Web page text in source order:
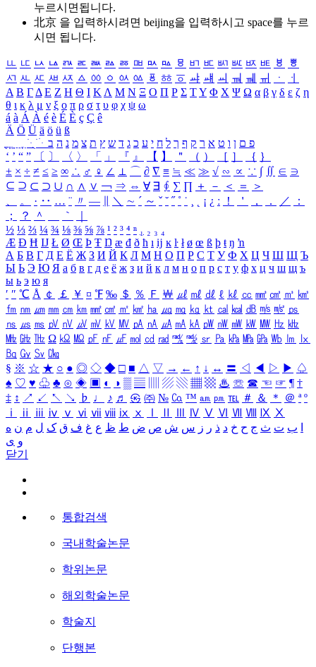
누르시면됩니다.
北京 을 입력하시려면 beijing을 입력하시고 space를 누르
시면 됩니다.
ㅥ ㅦ ㅧ ㅨ ㅩ ㅪ ㅫ ㅬ ㅭ ㅮ ㅯ ㅰ ㅱ ㅲ ㅳ ㅴ ㅵ ㅶ ㅷ ㅸ
ㅹ
ㅺ ㅻ ㅼ ㅽ ㅾ ㅿ ㆀ ㆁ ㆂ ㆃ ㆄ ㆅ ㆆ ㆇ ㆈ ㆉ ㆊ ㆋ ㆌ ㆍ
ㆎ
Α Β ΓΔ Ε Ζ Η Θ Ι ΚΛ Μ Ν Ξ Ο Π Ρ Σ ΤΥ Φ Χ Ψ Ω α β γ δ ε ζ η
θ ι κ λ μ ν ξ ο π ρ σ τ υ φ χ ψ ω
á à Á À é è É È ç Ç ê
Ä Ö Ü ä ö ü ß
ִֶֹ ֻּ ׁׂ פ ם ן ו ט א ר ק ף ך ל ח י ע כ ג ד ש ץ ת צ מ נ ה ב
‘ ’ “ ” 〔 〕 〈 〉 「 」 『 』 【 】 ＂ （ ） ［ ］ ｛ ｝
± × ÷ ≠ ≤ ≥ ∞ ∴ ♂ ♀ ∠ ⊥ ⌒ ∂ ∇ ≡ ≒ ≪ ≫ √ ∽ ∝ ∵ ∫ ∬ ∈ ∋
⊆ ⊇ ⊂ ⊃ ∪ ∩ ∧ ∨ ￢ ⇒ ⇔ ∀ ∃ ∮ ∑ ∏ ＋ － ＜ ＝
＞
、
。 · ‥ … ¨ 〃 ― ＼ ∼ ´ ～ ˇ ˘ ˝ ˚ ˙ ¸ ¡ ¿ ː ！ ＇ ， ． ／
：
；
？ ＾ ｀
½ ⅓ ⅔ ¼ ¾ ⅛ ⅜ ⅝ ⅞ ¹ ² ³ ⁴ ⁿ ₁ ₂ ₃ ₄
Æ Ð Ħ Ĳ Ł Ø Œ Þ Ŧ Ŋ æ đ ð ħ ı ĳ ĸ ŀ ł ø œ ß þ ŧ ŋ ŉ
А Б В Г Д Е Ё Ж З И Й К Л М Н О П Р С Т У Ф Х Ц Ч Ш Щ Ъ
Ы Ь Э Ю Я а б в г д е ё ж з и й к л м н о п р с т у ф х ц ч ш щ ъ
ы ь э ю я
′ ″ ℃ Å ￠ ￡ ￥ ¤ ℉ ‰ ＄ ％ Ｆ ￦ ㎕ ㎖ ㎗ ℓ ㎘ ㏄ ㎣ ㎤ ㎥ ㎦
㎙ ㎚ ㎛ ㎜ ㎝ ㎞ ㎟ ㎠ ㎡ ㎢ ㏊ ㎍ ㎎ ㎏ ㏏ ㎈ ㎉ ㏈ ㎧ ㎨ ㎰
㎱ ㎲ ㎳ ㎴ ㎵ ㎶ ㎷ ㎸ ㎹ ㎀ ㎁ ㎂ ㎃ ㎄ ㎺ ㎻ ㎽ ㎾ ㎿ ㎐ ㎑
㎒ ㎓ ㎔ Ω ㏀ ㏁ ㎊ ㎋ ㎌ ㏖ ㏅ ㎭ ㎮ ㎯ ㏛ ㎩ ㎪ ㎫ ㎬ ㏝ ㏐
㏓
㏃ ㏉ ㏜ ㏆
§ ※ ☆ ★ ○ ● ◎ ◇ ◆ □ ■ △ ▽ → ← ↑ ↓ ↔ 〓 ◁ ◀ ▷ ▶ ♤
♠ ♡ ♥ ♧ ♣ ⊙ ◈ ▣ ◐ ◑ ▒ ▤ ▨ ▧ ▦ ▩ ♨ ☏ ☎ ☜ ☞ ¶ †
‡ ↕ ↗ ↙ ↖ ↘ ♭ ♩ ♪ ♬ ㉿ ㈜ № ㏇ ™ ㏂ ㏘ ℡ ＃ ＆ ＊ ＠ ª º
ⅰ
ⅱ ⅲ ⅳ ⅴ ⅵ ⅶ ⅷ ⅸ ⅹ Ⅳ Ⅴ Ⅵ Ⅶ Ⅷ Ⅸ Ⅹ
ب ت ث ج ح خ د ذ ر ز س ش ص ض ط ظ ع غ ف ق ک ل م ن ه
و ی
닫기
통합검색
국내학술논문
학위논문
해외학술논문
학술지
단행본